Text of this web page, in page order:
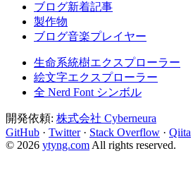
ブログ新着記事
製作物
ブログ音楽プレイヤー
生命系統樹エクスプローラー
絵文字エクスプローラー
全 Nerd Font シンボル
開発依頼: 株式会社 Cyberneura
GitHub · Twitter · Stack Overflow · Qiita
© 2026 ytyng.com All rights reserved.